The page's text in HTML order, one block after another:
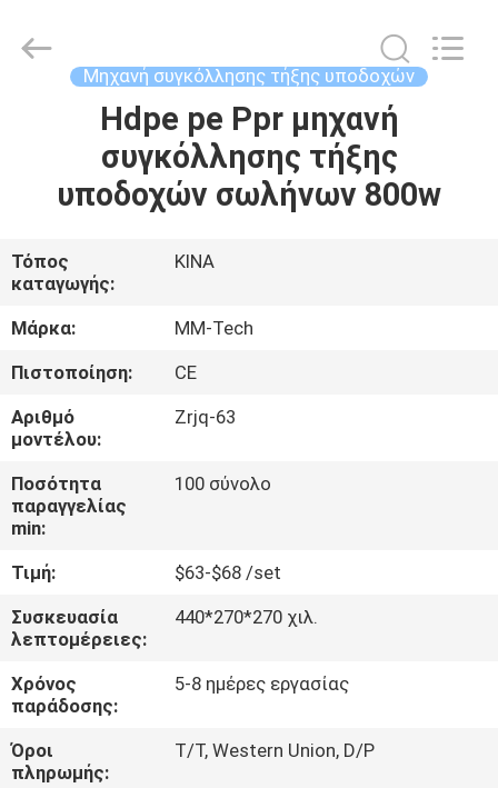
ΠΡΟΪΌΝΤΑ
ΣΧΕΤΙΚΆ
ΜΕ
ΕΜΆΣ
ΕΠΙΣΚΈΨΕΙΣ
ΣΤΟ
ΕΡΓΟΣΤΆΣΙΟ
ΈΛΕΓΧΟΣ
ΠΟΙΌΤΗΤΑΣ
ΕΠΙΚΟΙΝΩΝΉΣΤΕ
ΜΑΖΊ
ΜΑΣ
Mingmai
Technology
Μηχανή συγκόλλησης τήξης υποδοχών
Hdpe pe Ppr μηχανή
συγκόλλησης τήξης
υποδοχών σωλήνων 800w
Τόπος
καταγωγής:
ΚΙΝΑ
Μάρκα:
MM-Tech
Πιστοποίηση:
CE
Αριθμό
μοντέλου:
Zrjq-63
Ποσότητα
παραγγελίας
min:
100 σύνολο
Τιμή:
$63-$68 /set
Συσκευασία
λεπτομέρειες:
440*270*270 χιλ.
Χρόνος
παράδοσης:
5-8 ημέρες εργασίας
Όροι
πληρωμής:
T/T, Western Union, D/P